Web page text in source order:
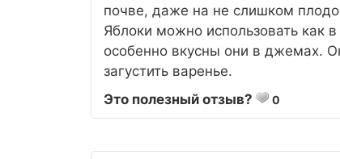
почве, даже на не слишком
Яблоки можно использовать как
особенно вкусны они в джемах.
загустить варенье.
Это полезный отзыв?
0